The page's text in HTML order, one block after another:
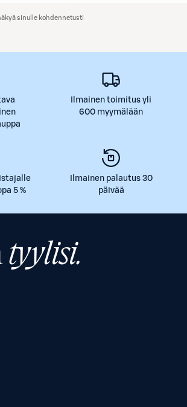
sinulle kohdennetusti
Ilmainen toimitus yli
600 myymälään
5 %
Ilmainen palautus 30
päivää
tyylisi.